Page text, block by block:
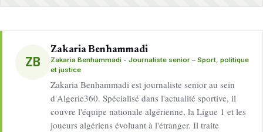
ZB
Zakaria Benhammadi
Zakaria Benhammadi - Journaliste senior – Sport, politique
et justice
Zakaria Benhammadi est journaliste senior au sein
d'Algerie360. Spécialisé dans l'actualité sportive, il
couvre l'équipe nationale algérienne, la Ligue 1 et les
joueurs algériens évoluant à l'étranger. Il traite